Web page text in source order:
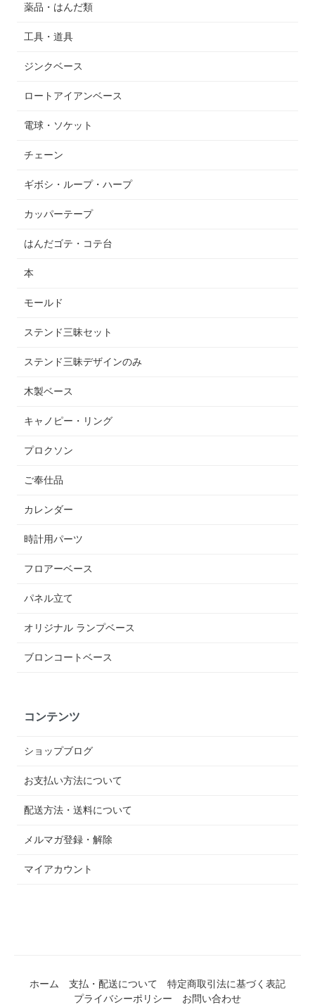
薬品・はんだ類
工具・道具
ジンクベース
ロートアイアンベース
電球・ソケット
チェーン
ギボシ・ループ・ハープ
カッパーテープ
はんだゴテ・コテ台
本
モールド
ステンド三昧セット
ステンド三昧デザインのみ
木製ベース
キャノピー・リング
プロクソン
ご奉仕品
カレンダー
時計用パーツ
フロアーベース
パネル立て
オリジナル ランプベース
ブロンコートベース
コンテンツ
ショップブログ
お支払い方法について
配送方法・送料について
メルマガ登録・解除
マイアカウント
ホーム 支払・配送について
特定商取引法に基づく表記
プライバシーポリシー
お問い合わせ